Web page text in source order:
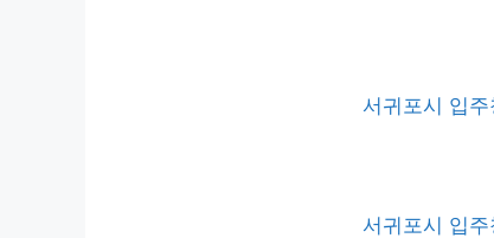
서귀포시 입
서귀포시 입